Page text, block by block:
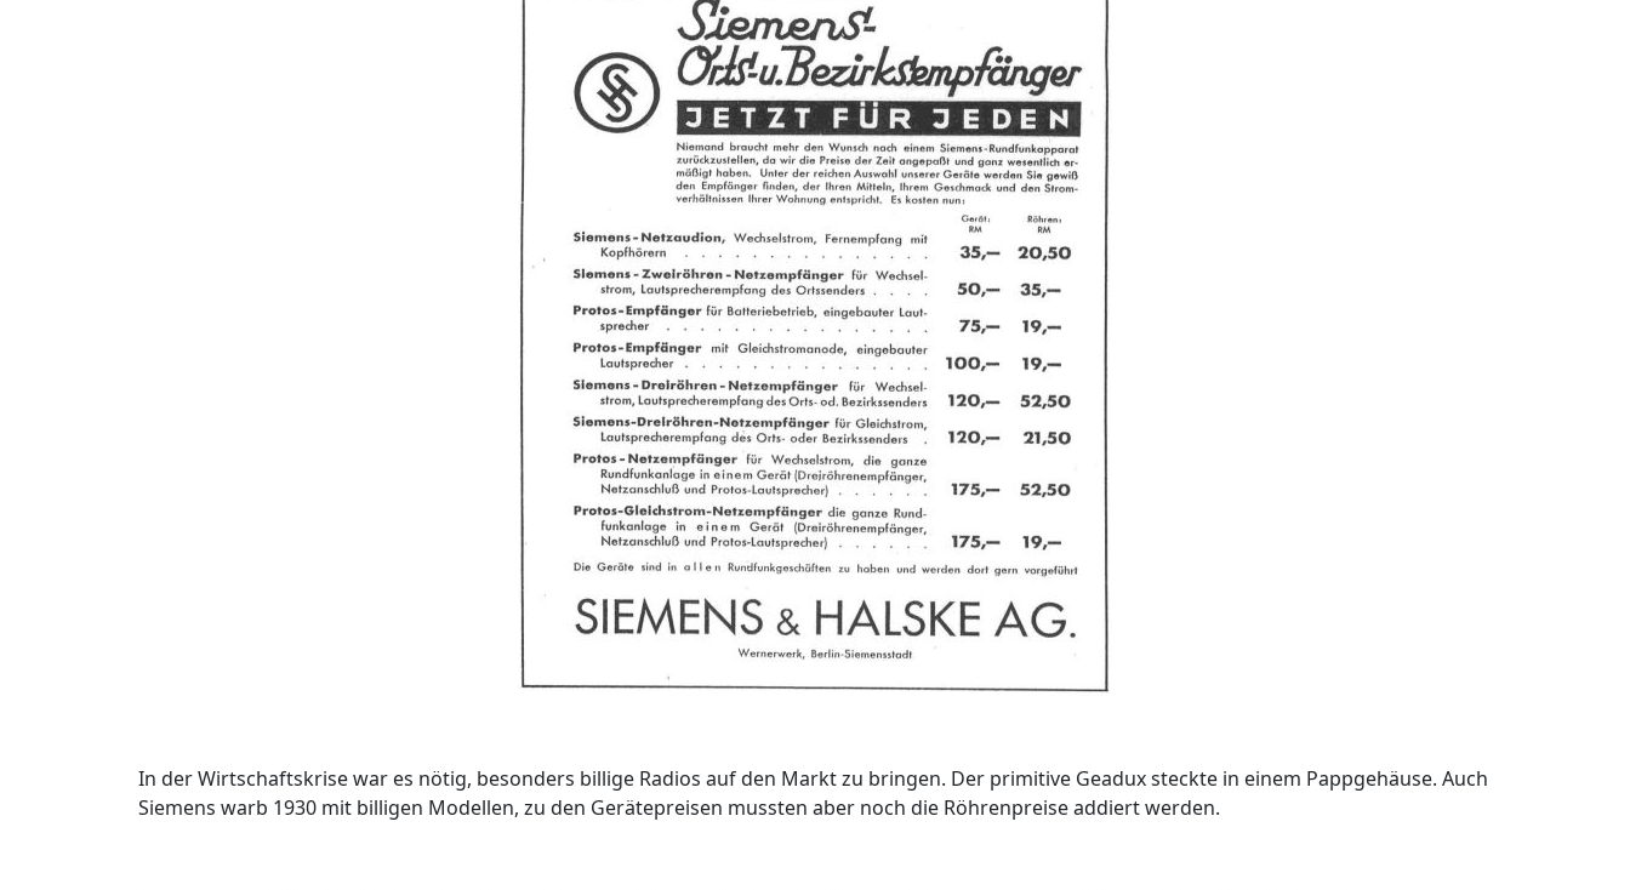
In der Wirtschaftskrise war es nötig, besonders billige Radios auf den Markt zu bringen. Der primitive Geadux steckte in einem Pappgehäuse. Auch
Siemens warb 1930 mit billigen Modellen, zu den Gerätepreisen mussten aber noch die Röhrenpreise addiert werden.